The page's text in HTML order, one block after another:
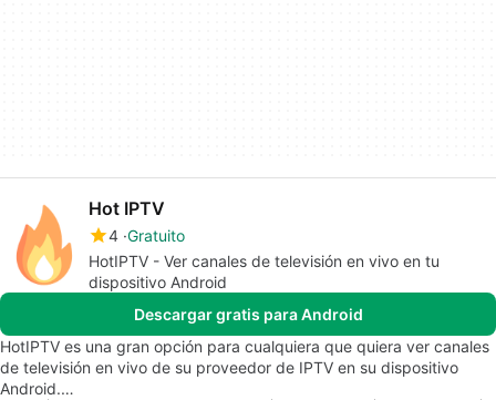
Hot IPTV
4 Gratuito
HotIPTV - Ver canales de televisión en vivo en tu
dispositivo Android
Descargar gratis para Android
HotIPTV es una gran opción para cualquiera que quiera ver canales
de televisión en vivo de su proveedor de IPTV en su dispositivo
Android.…